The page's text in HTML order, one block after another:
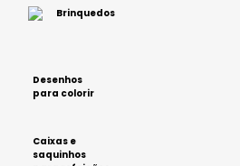
Brinquedos
Desenhos
para colorir
Caixas e
saquinhos